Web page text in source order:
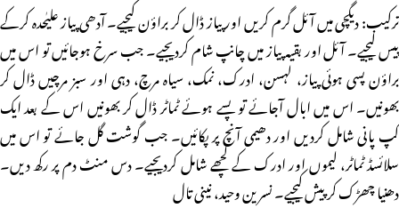
ترکیب: دیگچی میں آئل گرم کریں اور پیاز ڈال کر براؤن کیجیے۔ آدھی پیاز علیٰحدہ کرکے
پیس لیجیے۔ آئل اور بقیہ پیاز میں چانپ شام کردیجیے۔ جب سرخ ہوجائیں تو اس میں
براؤن پسی ہوئی پیاز، لہسن، ادرک، نمک، سیاہ مرچ، دہی اور سبز مرچیں ڈال کر
بھونیں۔ اس میں ابال آجائے تو پسے ہوئے ٹماٹر ڈال کر بھونیں اس کے بعد ایک
کپ پانی شامل کردیں اور دھیمی آنچ پر پکائیں۔ جب گوشت گل جائے تو اس میں
سلائسڈ ٹماٹر، لیموں اور ادرک کے لچھے شامل کردیجیے۔ دس منٹ دم پر رکھ دیں۔
دھنیا چھڑک کر پیش کیجیے۔ نسرین وحید، نینی تال